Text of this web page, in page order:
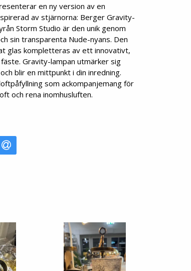
en ny version av en
av stjärnorna: Berger Gravity-
Storm Studio är den unik genom
sin transparenta Nude-nyans. Den
glas kompletteras av ett innovativt,
Gravity-lampan utmärker sig
blir en mittpunkt i din inredning.
som ackompanjemang för
och rena inomhusluften.